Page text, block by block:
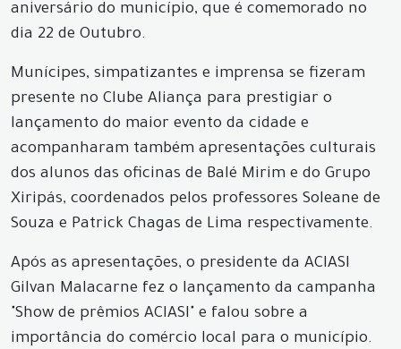
aniversário do município, que é comemorado no
dia 22 de Outubro.
Munícipes, simpatizantes e imprensa se fizeram
presente no Clube Aliança para prestigiar o
lançamento do maior evento da cidade e
acompanharam também apresentações culturais
dos alunos das oficinas de Balé Mirim e do Grupo
Xiripás, coordenados pelos professores Soleane de
Souza e Patrick Chagas de Lima respectivamente.
Após as apresentações, o presidente da ACIASI
Gilvan Malacarne fez o lançamento da campanha
"Show de prêmios ACIASI" e falou sobre a
importância do comércio local para o município.